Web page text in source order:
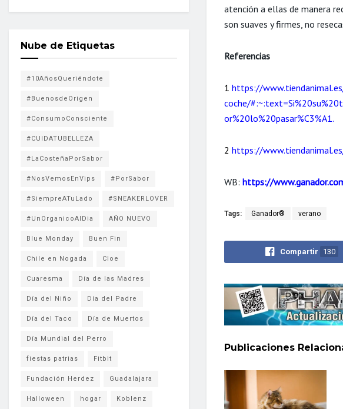
atención a ellas de manera
son suaves y firmes, no
Referencias
1 https://
coche/
or%20lo%20pasar%C3%A1.
2 https://
WB: https://
Tags: Ganador® verano
Compartir 130
Publicaciones
Nube de Etiquetas
#10AñosQueriéndote
#BuenosdeOrigen
#ConsumoConsciente
#CUIDATUBELLEZA
#LaCosteñaPorSabor
#NosVemosEnVips #PorSabor
#SiempreATuLado #SNEAKERLOVER
#UnOrganicoAlDia AÑO NUEVO
Blue Monday Buen Fin
Chile en Nogada Cloe
Cuaresma Día de las Madres
Día del Niño Día del Padre
Día del Taco Día de Muertos
Día Mundial del Perro
fiestas patrias Fitbit
Fundación Herdez Guadalajara
Halloween hogar Koblenz